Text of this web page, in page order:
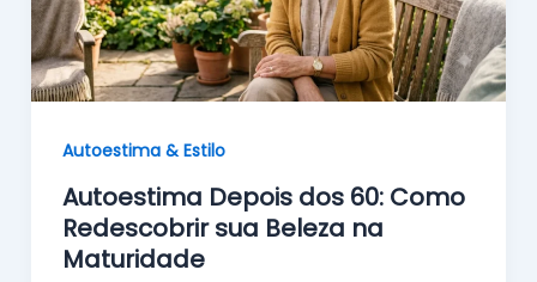
Autoestima & Estilo
Autoestima Depois dos 60: Como
Redescobrir sua Beleza na
Maturidade